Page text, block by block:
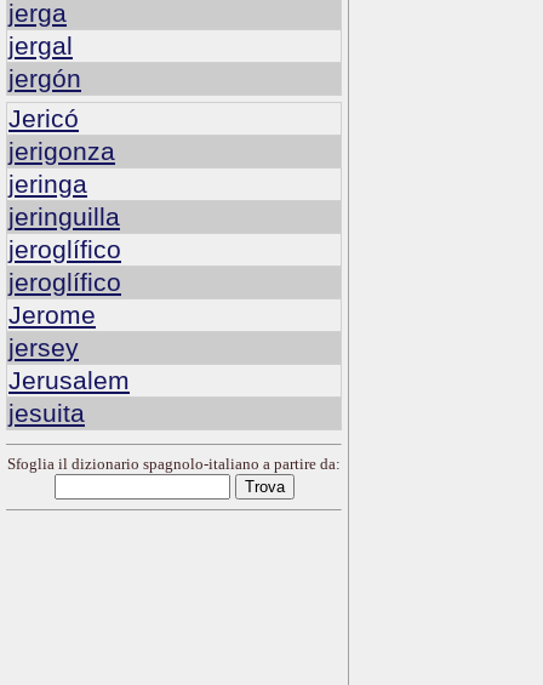
jerga
jergal
jergón
Jericó
jerigonza
jeringa
jeringuilla
jeroglífico
jeroglífico
Jerome
jersey
Jerusalem
jesuita
Sfoglia il dizionario spagnolo-italiano a partire da: